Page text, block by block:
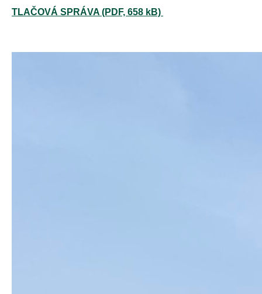
TLAČOVÁ SPRÁVA (PDF, 658 kB)